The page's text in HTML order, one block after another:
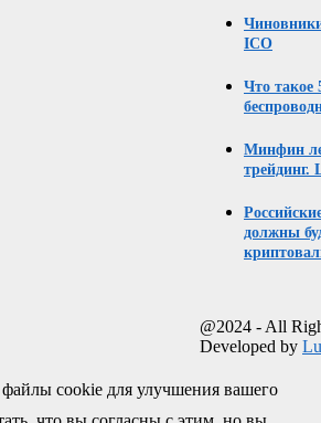
ICO
Что такое
Минфин
трейдинг.
должны
@2024 - All
Developed by
файлы cookie для улучшения вашего